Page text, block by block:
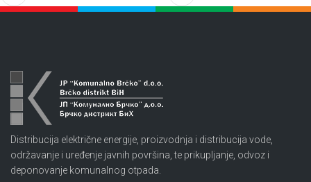
Distribucija električne energije, proizvodnja i distribucija vode,
održavanje i uređenje javnih površina, te prikupljanje, odvoz i
deponovanje komunalnog otpada.